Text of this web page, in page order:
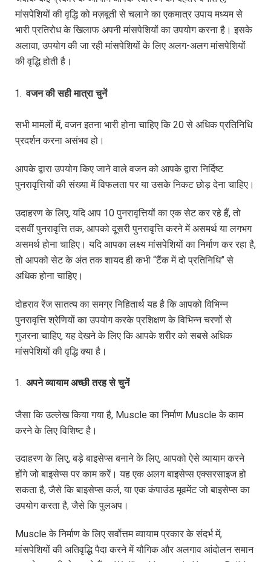
मांसपेशियों की वृद्धि को मज़बूती से चलाने का एकमात्र उपाय मध्यम से
भारी प्रतिरोध के खिलाफ अपनी मांसपेशियों का उपयोग करना है। इसके
अलावा, उपयोग की जा रही मांसपेशियों के लिए अलग-अलग मांसपेशियों
की वृद्धि होती है।
वजन की सही मात्रा चुनें
सभी मामलों में, वजन इतना भारी होना चाहिए कि 20 से अधिक प्रतिनिधि
प्रदर्शन करना असंभव हो।
आपके द्वारा उपयोग किए जाने वाले वजन को आपके द्वारा निर्दिष्ट
पुनरावृत्तियों की संख्या में विफलता पर या उसके निकट छोड़ देना चाहिए।
उदाहरण के लिए, यदि आप 10 पुनरावृत्तियों का एक सेट कर रहे हैं, तो
दसवीं पुनरावृत्ति तक, आपको दूसरी पुनरावृत्ति करने में असमर्थ या लगभग
असमर्थ होना चाहिए। यदि आपका लक्ष्य मांसपेशियों का निर्माण कर रहा है,
तो आपको सेट के अंत तक शायद ही कभी “टैंक में दो प्रतिनिधि” से
अधिक होना चाहिए।
दोहराव रेंज सातत्य का समग्र निहितार्थ यह है कि आपको विभिन्न
पुनरावृत्ति श्रेणियों का उपयोग करके प्रशिक्षण के विभिन्न चरणों से
गुजरना चाहिए, यह देखने के लिए कि आपके शरीर को सबसे अधिक
मांसपेशियों की वृद्धि क्या है।
अपने व्यायाम अच्छी तरह से चुनें
जैसा कि उल्लेख किया गया है, Muscle का निर्माण Muscle के काम
करने के लिए विशिष्ट है।
उदाहरण के लिए, बड़े बाइसेप्स बनाने के लिए, आपको ऐसे व्यायाम करने
होंगे जो बाइसेप्स पर काम करें। यह एक अलग बाइसेप्स एक्सरसाइज हो
सकता है, जैसे कि बाइसेप्स कर्ल, या एक कंपाउंड मूवमेंट जो बाइसेप्स का
उपयोग करता है, जैसे कि पुलअप।
Muscle के निर्माण के लिए सर्वोत्तम व्यायाम प्रकार के संदर्भ में,
मांसपेशियों की अतिवृद्धि पैदा करने में यौगिक और अलगाव आंदोलन समान